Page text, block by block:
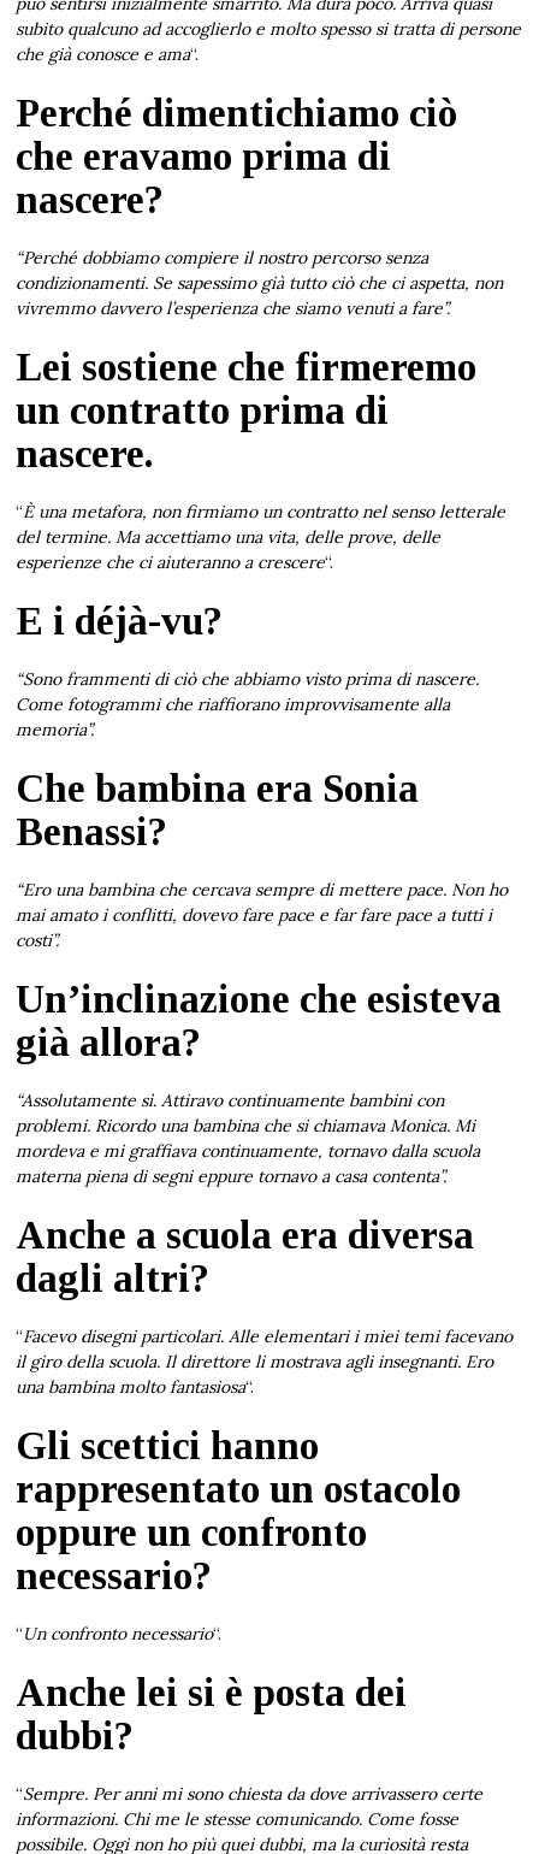
subito qualcuno ad accoglierlo e molto spesso si tratta di persone
che già conosce e ama“.
Perché dimentichiamo ciò
che eravamo prima di
nascere?
“Perché dobbiamo compiere il nostro percorso senza
condizionamenti. Se sapessimo già tutto ciò che ci aspetta, non
vivremmo davvero l’esperienza che siamo venuti a fare”.
Lei sostiene che firmeremo
un contratto prima di
nascere.
“È una metafora, non firmiamo un contratto nel senso letterale
del termine. Ma accettiamo una vita, delle prove, delle
esperienze che ci aiuteranno a crescere“.
E i déjà-vu?
“Sono frammenti di ciò che abbiamo visto prima di nascere.
Come fotogrammi che riaffiorano improvvisamente alla
memoria”.
Che bambina era Sonia
Benassi?
“Ero una bambina che cercava sempre di mettere pace. Non ho
mai amato i conflitti, dovevo fare pace e far fare pace a tutti i
costi”.
Un’inclinazione che esisteva
già allora?
“Assolutamente sì. Attiravo continuamente bambini con
problemi. Ricordo una bambina che si chiamava Monica. Mi
mordeva e mi graffiava continuamente, tornavo dalla scuola
materna piena di segni eppure tornavo a casa contenta”.
Anche a scuola era diversa
dagli altri?
“Facevo disegni particolari. Alle elementari i miei temi facevano
il giro della scuola. Il direttore li mostrava agli insegnanti. Ero
una bambina molto fantasiosa“.
Gli scettici hanno
rappresentato un ostacolo
oppure un confronto
necessario?
“Un confronto necessario“.
Anche lei si è posta dei
dubbi?
“Sempre. Per anni mi sono chiesta da dove arrivassero certe
informazioni. Chi me le stesse comunicando. Come fosse
possibile. Oggi non ho più quei dubbi, ma la curiosità resta